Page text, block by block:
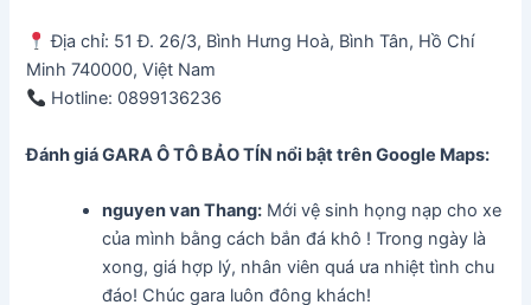
Địa chỉ: 51 Đ. 26/3, Bình Hưng Hoà, Bình Tân, Hồ Chí
Minh 740000, Việt Nam
Hotline: 0899136236
Đánh giá GARA Ô TÔ BẢO TÍNnổi bật trên Google Maps:
nguyen van Thang: Mới vệ sinh họng nạp cho xe
của mình bằng cách bắn đá khô ! Trong ngày là
xong, giá hợp lý, nhân viên quá ưa nhiệt tình chu
đáo! Chúc gara luôn đông khách!